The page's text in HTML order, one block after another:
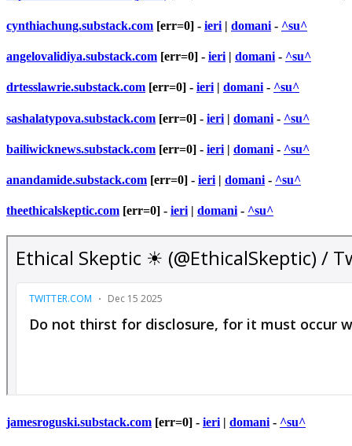
cynthiachung.substack.com [err=0] - ieri | domani - ^su^
angelovalidiya.substack.com [err=0] - ieri | domani - ^su^
drtesslawrie.substack.com [err=0] - ieri | domani - ^su^
sashalatypova.substack.com [err=0] - ieri | domani - ^su^
bailiwicknews.substack.com [err=0] - ieri | domani - ^su^
anandamide.substack.com [err=0] - ieri | domani - ^su^
theethicalskeptic.com [err=0] - ieri | domani - ^su^
jamesroguski.substack.com [err=0] - ieri | domani - ^su^